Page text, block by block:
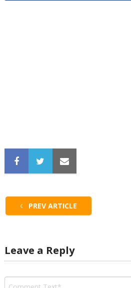
PREV ARTICLE
Leave a Reply